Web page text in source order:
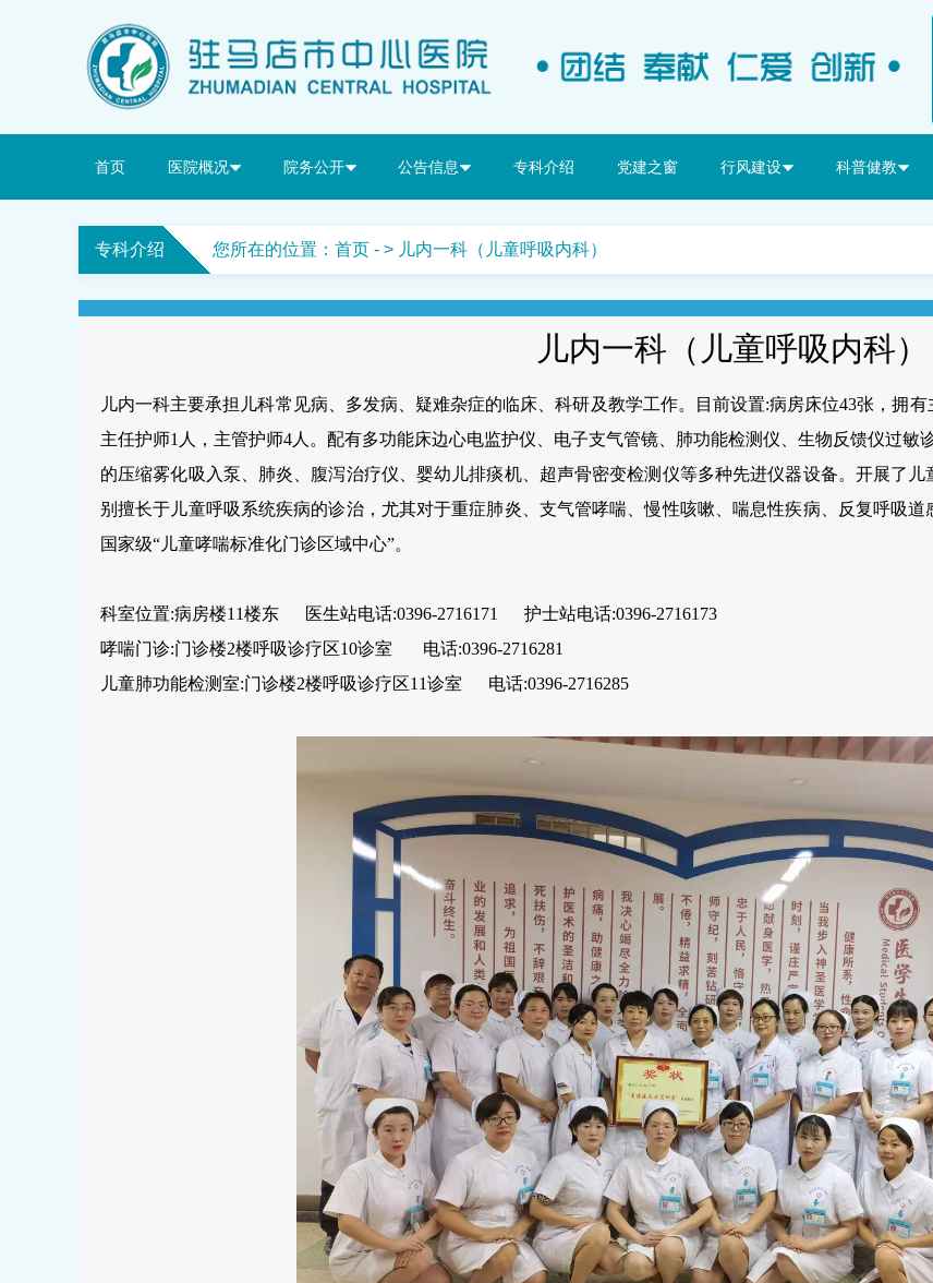
首页 医院概况 院务公开 公告信息 专科介绍 党建之窗 行风建设 科普健教
专科介绍 您所在的位置： 首页 - > 儿内一科（儿童呼吸内科）
儿内一科（儿童呼吸内科）
儿内一科主要承担儿科常见病、多发病、疑难杂症的临床、科研及教学工作。目前设置:病房床位43张，拥
主任护师1人，主管护师4人。配有多功能床边心电监护仪、电子支气管镜、肺功能检测仪、生物反馈仪过敏
的压缩雾化吸入泵、肺炎、腹泻治疗仪、婴幼儿排痰机、超声骨密变检测仪等多种先进仪器设备。开展了
别擅长于儿童呼吸系统疾病的诊治，尤其对于重症肺炎、支气管哮喘、慢性咳嗽、喘息性疾病、反复呼吸
国家级“儿童哮喘标准化门诊区域中心”。
科室位置:病房楼11楼东 医生站电话:0396-2716171 护士站电话:0396-2716173
哮喘门诊:门诊楼2楼呼吸诊疗区10诊室 电话:0396-2716281
儿童肺功能检测室:门诊楼2楼呼吸诊疗区11诊室 电话:0396-2716285